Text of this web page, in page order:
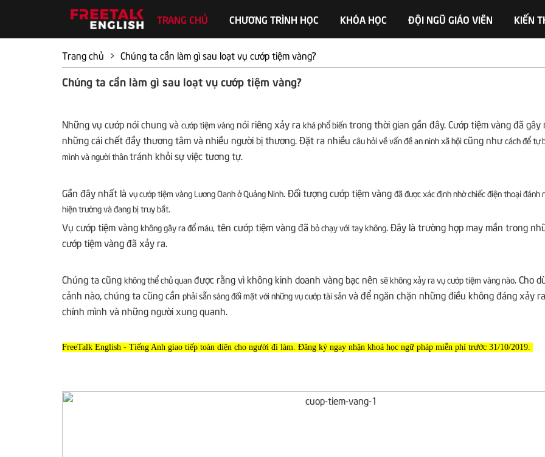
TRANG CHỦ CHƯƠNG TRÌNH HỌC KHÓA HỌC ĐỘI NGŨ GIÁO VIÊN KIẾN
Trang chủ > Chúng ta cần làm gì sau loạt vụ cướp tiệm vàng?
Chúng ta cần làm gì sau loạt vụ cướp tiệm vàng?
Những vụ cướp nói chung và cướp tiệm vàng nói riêng xảy ra khá phổ biến trong thời gian gần đây. Cướp tiệm vàng đã gây
những cái chết đầy thương tâm và nhiều người bị thương. Đặt ra nhiều câu hỏi về vấn đề an ninh xã hộicũng như cách để tự
mình và người thântránh khỏi sự việc tương tự.
Gần đây nhất là vụ cướp tiệm vàng Lương Oanh ở Quảng Ninh. Đối tượng cướp tiệm vàng đã được xác định nhờ chiếc điện thoại đánh
hiện trường và đang bị truy bắt.
Vụ cướp tiệm vàng không gây ra đổ máu, tên cướp tiệm vàng đã bỏ chạy với tay không. Đây là trường hợp may mắn trong
cướp tiệm vàng đã xảy ra.
Chúng ta cũng không thể chủ quan được rằng vì không kinh doanh vàng bạc nên sẽ không xảy ra vụ cướp tiệm vàng nào. Cho
cảnh nào, chúng ta cũng cần phải sẵn sàng đối mặt với những vụ cướp tài sản và để ngăn chặn những điều không đáng xảy
chính mình và những người xung quanh.
FreeTalk English - Tiếng Anh giao tiếp toàn diện cho người đi làm. Đăng ký ngay nhận khoá học ngữ pháp miễn phí trước 31/10/2019.